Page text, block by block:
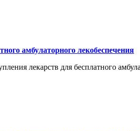
амбулаторного лекобеспечения
лекарств для бесплатного